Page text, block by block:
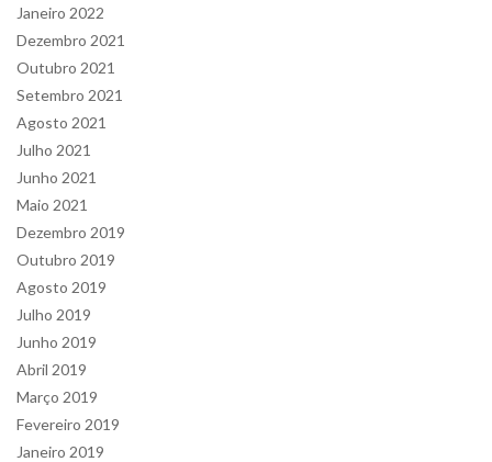
Janeiro 2022
Dezembro 2021
Outubro 2021
Setembro 2021
Agosto 2021
Julho 2021
Junho 2021
Maio 2021
Dezembro 2019
Outubro 2019
Agosto 2019
Julho 2019
Junho 2019
Abril 2019
Março 2019
Fevereiro 2019
Janeiro 2019